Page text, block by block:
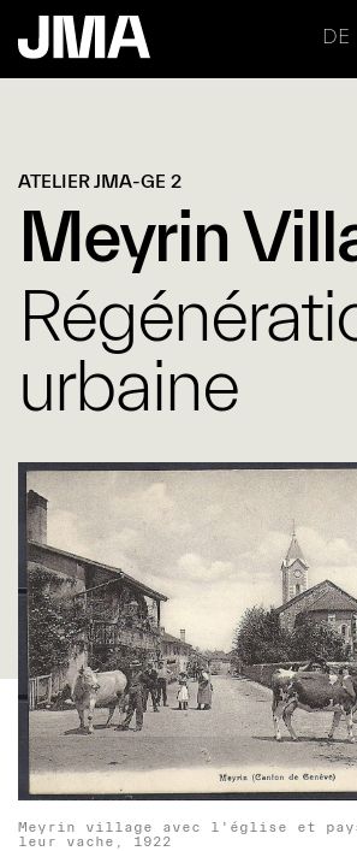
DE
ATELIER JMA-GE 2
Meyrin
urbaine
Meyrin village avec l'église et
leur vache, 1922